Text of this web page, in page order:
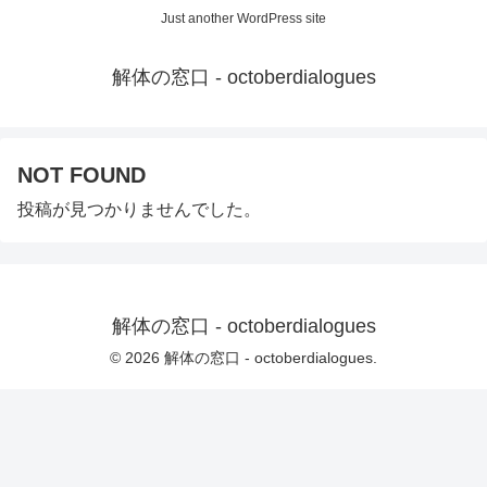
Just another WordPress site
解体の窓口 - octoberdialogues
NOT FOUND
投稿が見つかりませんでした。
解体の窓口 - octoberdialogues
© 2026 解体の窓口 - octoberdialogues.